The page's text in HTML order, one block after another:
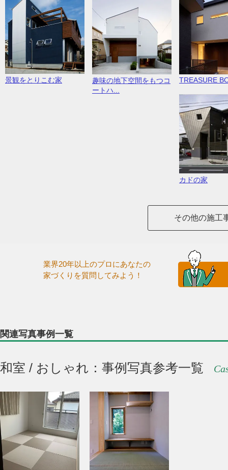
景観をとりこむ家
趣味の地下空間をもつコ
ートハ...
TREASURE
カドの家
その他の施工
業界20年以上のプロにあなたの
家づくりを質問してみよう！
関連写真事例一覧
和室 / おしゃれ：事例写真参考一覧